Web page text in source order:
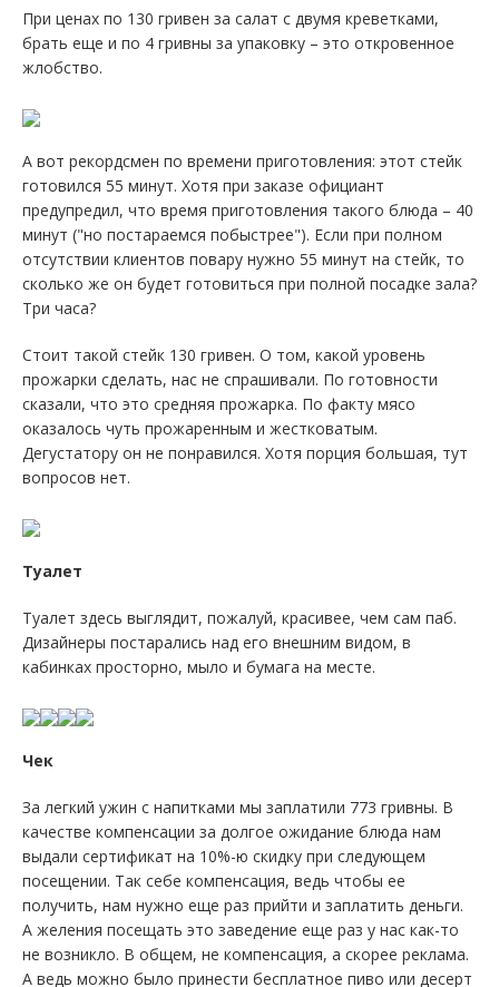
При ценах по 130 гривен за салат с двумя креветками,
брать еще и по 4 гривны за упаковку – это откровенное
жлобство.
А вот рекордсмен по времени приготовления: этот стейк
готовился 55 минут. Хотя при заказе официант
предупредил, что время приготовления такого блюда – 40
минут ("но постараемся побыстрее"). Если при полном
отсутствии клиентов повару нужно 55 минут на стейк, то
сколько же он будет готовиться при полной посадке зала?
Три часа?
Стоит такой стейк 130 гривен. О том, какой уровень
прожарки сделать, нас не спрашивали. По готовности
сказали, что это средняя прожарка. По факту мясо
оказалось чуть прожаренным и жестковатым.
Дегустатору он не понравился. Хотя порция большая, тут
вопросов нет.
Туалет
Туалет здесь выглядит, пожалуй, красивее, чем сам паб.
Дизайнеры постарались над его внешним видом, в
кабинках просторно, мыло и бумага на месте.
Чек
За легкий ужин с напитками мы заплатили 773 гривны. В
качестве компенсации за долгое ожидание блюда нам
выдали сертификат на 10%-ю скидку при следующем
посещении. Так себе компенсация, ведь чтобы ее
получить, нам нужно еще раз прийти и заплатить деньги.
А желения посещать это заведение еще раз у нас как-то
не возникло. В общем, не компенсация, а скорее реклама.
А ведь можно было принести бесплатное пиво или десерт